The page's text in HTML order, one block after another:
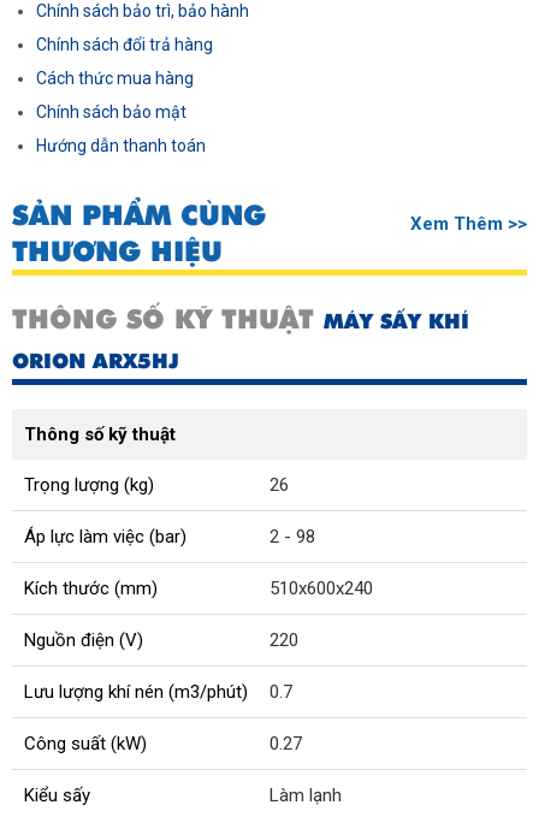
Chính sách bảo trì, bảo hành
Chính sách đổi trả hàng
Cách thức mua hàng
Chính sách bảo mật
Hướng dẫn thanh toán
SẢN PHẨM CÙNG
THƯƠNG HIỆU
Xem Thêm >>
THÔNG SỐ KỸ THUẬT MÁY SẤY KHÍ
ORION ARX5HJ
Thông số kỹ thuật
Trọng lượng (kg) 26
Áp lực làm việc (bar) 2 - 98
Kích thước (mm) 510x600x240
Nguồn điện (V) 220
Lưu lượng khí nén (m3/phút) 0.7
Công suất (kW) 0.27
Kiểu sấy Làm lạnh